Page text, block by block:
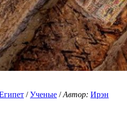
/Ученые /Автор: Ирэн